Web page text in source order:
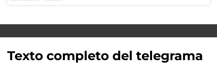
Texto completo del telegrama